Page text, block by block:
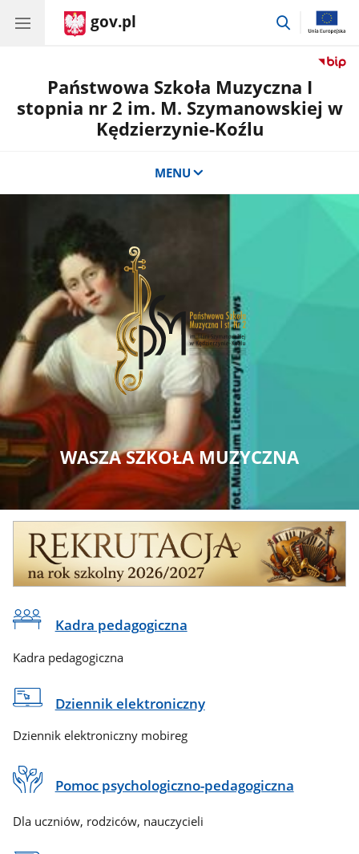
gov.pl
przejdź
Państwowa Szkoła Muzyczna I
stopnia nr 2 im. M. Szymanowskiej w
Kędzierzynie-Koźlu
MENU
WASZA SZKOŁA MUZYCZNA
rekrutacja
Na
Kadra pedagogiczna
Kadra pedagogiczna
Dziennik elektroniczny
Dziennik elektroniczny mobireg
Pomoc psychologiczno-pedagogiczna
Dla uczniów, rodziców, nauczycieli